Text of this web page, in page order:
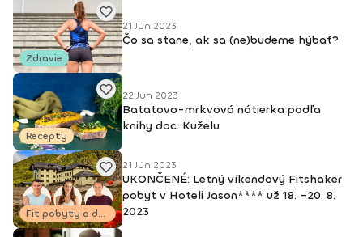
TRÉNER 3
Zdravie
21 Jún 2023
Čo sa stane, ak sa (ne)budeme hýbať?
Recepty
22 Jún 2023
Batatovo-mrkvová nátierka podľa
knihy doc. Kuželu
Fit pobyty a dovolenky
21 Jún 2023
UKONČENÉ: Letný víkendový Fitshaker
pobyt v Hoteli Jason**** už 18. –20. 8.
2023